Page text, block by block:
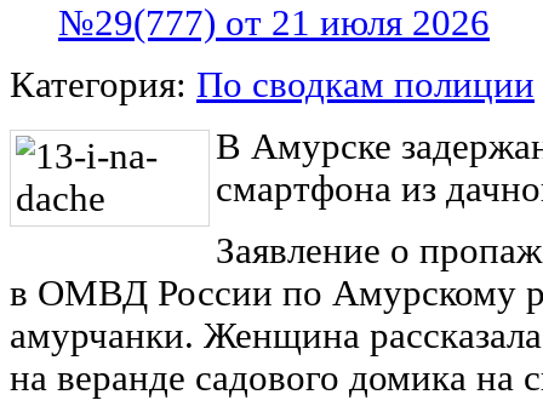
№29(777) от 21 июля 2026
Категория: По сводкам полиции
В Амурске
смартфона из
Заявление о
в ОМВД России по Амурскому
амурчанки. Женщина
на веранде садового домика на